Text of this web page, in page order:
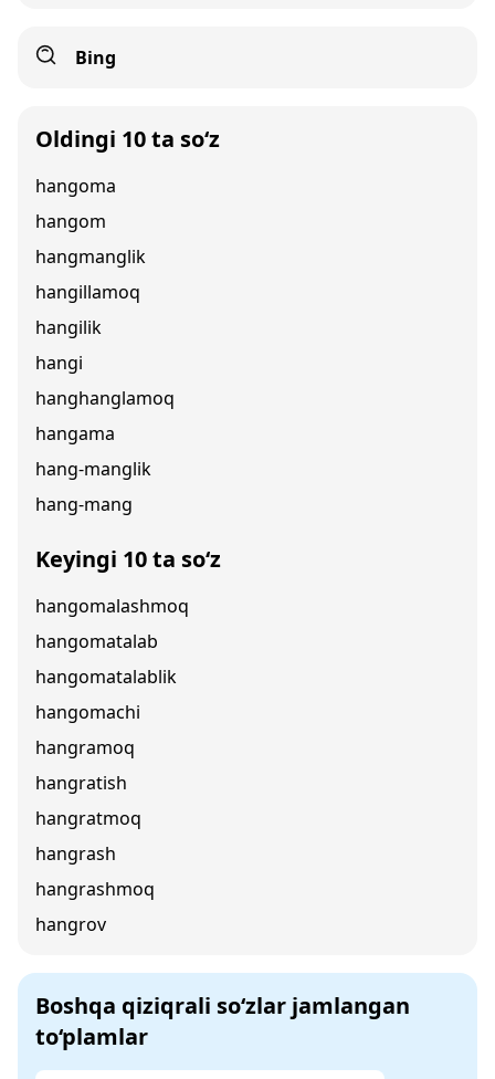
Bing
Oldingi 10 ta so‘z
hangoma
hangom
hangmanglik
hangillamoq
hangilik
hangi
hanghanglamoq
hangama
hang-manglik
hang-mang
Keyingi 10 ta so‘z
hangomalashmoq
hangomatalab
hangomatalablik
hangomachi
hangramoq
hangratish
hangratmoq
hangrash
hangrashmoq
hangrov
Boshqa qiziqrali so‘zlar jamlangan
to‘plamlar